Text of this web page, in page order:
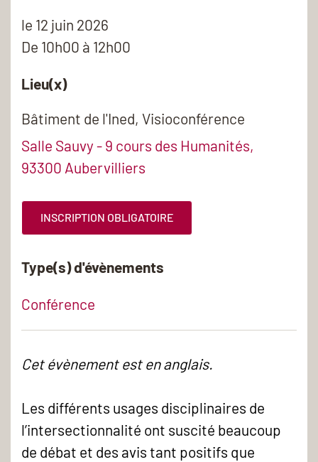
le 12 juin 2026
De 10h00 à 12h00
Lieu(x)
Bâtiment de l'Ined, Visioconférence
Salle Sauvy - 9 cours des Humanités,
93300 Aubervilliers
INSCRIPTION OBLIGATOIRE
Type(s) d'évènements
Conférence
Cet évènement est en anglais.
Les différents usages disciplinaires de
l’intersectionnalité ont suscité beaucoup
de débat et des avis tant positifs que